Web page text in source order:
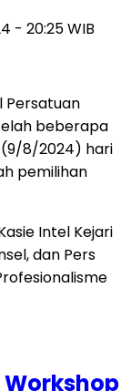
- 20:25 WIB
Persatuan
beberapa
8/2024) hari
pemilihan
Workshop